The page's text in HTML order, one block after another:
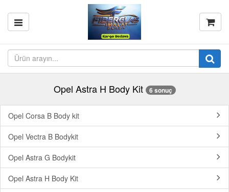
Opel Astra H Body Kit 6 sonuç
Opel Corsa B Body kit
Opel Vectra B Bodykit
Opel Astra G Bodykit
Opel Astra H Body Kit